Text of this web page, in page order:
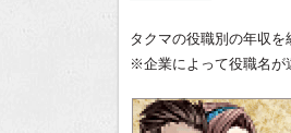
タクマの役職別の年収を
※企業によって役職名が